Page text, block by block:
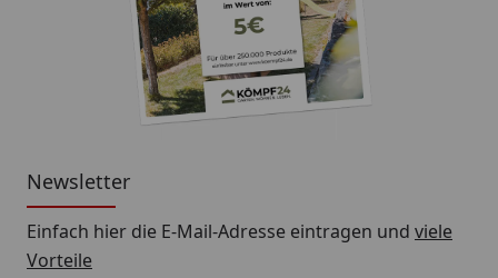
Newsletter
Einfach hier die E-Mail-Adresse eintragen und viele
Vorteile